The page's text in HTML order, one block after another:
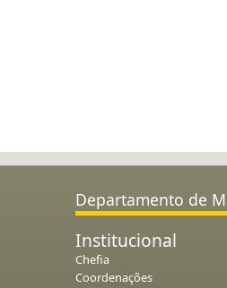
Departamento de
Institucional
Chefia
Coordenações